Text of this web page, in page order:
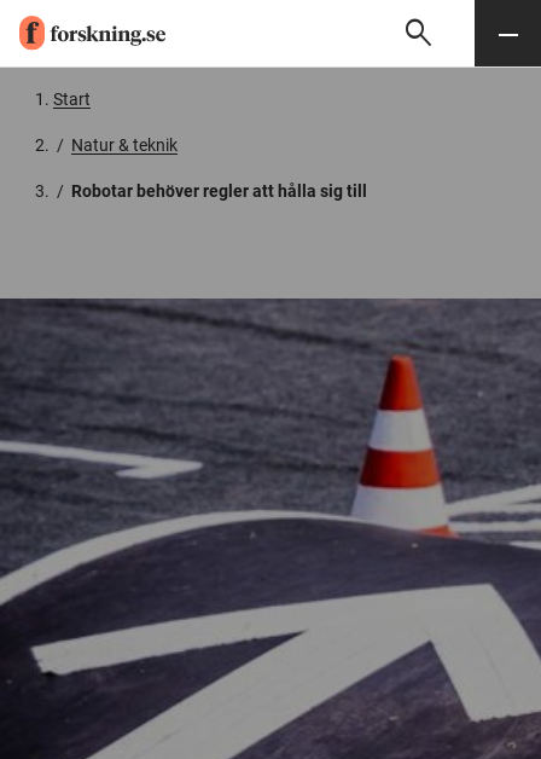
Söksearch Meny
Start
/ Natur & teknik
/ Robotar behöver regler att hålla sig till